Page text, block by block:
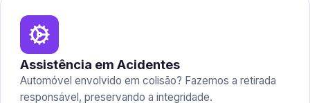
Assistência em Acidentes
Automóvel envolvido em colisão? Fazemos a retirada
responsável, preservando a integridade.